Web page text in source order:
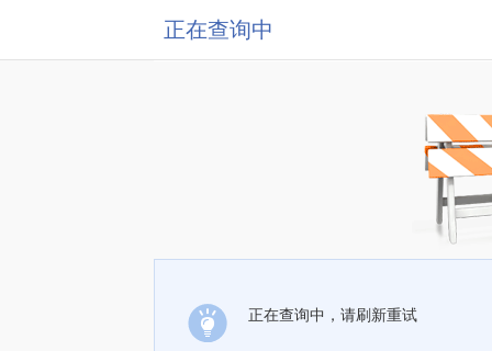
正在查询中
正在查询中，请刷新重试